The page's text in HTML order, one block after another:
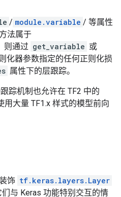
/ module.variable / 等属性
法属于
则通过 get_variable 或
化器参数指定的任何正则化损
属性下的层跟踪。
踪机制也允许在 TF2 中的
用大量 TF1.x 样式的模型前向
饰 tf.keras.layers.Layer
与 Keras 功能特别交互的情